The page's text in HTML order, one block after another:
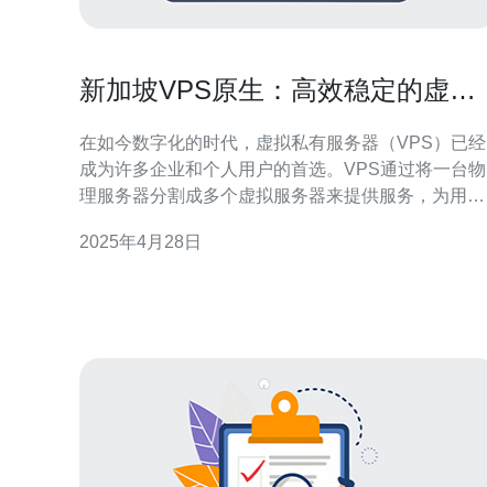
新加坡VPS原生：高效稳定的虚拟
在如今数字化的时代，虚拟私有服务器（VPS）已经
成为许多企业和个人用户的首选。VPS通过将一台物
理服务器分割成多个虚拟服务器来提供服务，为用户
VPS提供商时，新加坡的VPS原生无疑是一个值得考
2025年4月28日